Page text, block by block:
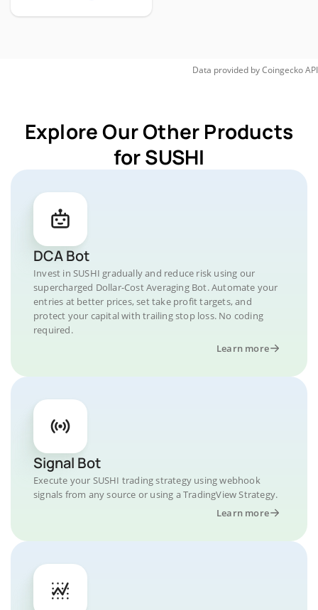
Data provided byCoingeckoAPI
Explore Our Other Products
for SUSHI
DCA Bot
Invest in SUSHI gradually and reduce risk using our
supercharged Dollar-Cost Averaging Bot. Automate your
entries at better prices, set take profit targets, and
protect your capital with trailing stop loss. No coding
required.
Learn more
Signal Bot
Execute your SUSHI trading strategy using webhook
signals from any source or using a TradingView Strategy.
Learn more